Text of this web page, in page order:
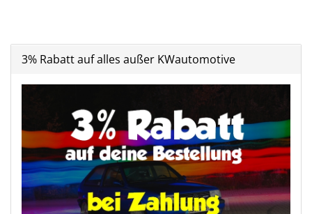
3% Rabatt auf alles außer KWautomotive